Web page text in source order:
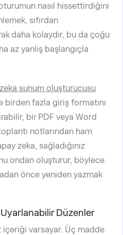
nasıl hissettirdiğini
sıfırdan
daha kolaydır, bu da çoğu
az yanlış başlangıçla
sunum oluşturucusu
fazla giriş formatını
bir PDF veya Word
notlarından ham
zeka, sağladığınız
ondan oluşturur, böylece
önce yeniden yazmak
Düzenler
varsayar. Üç madde